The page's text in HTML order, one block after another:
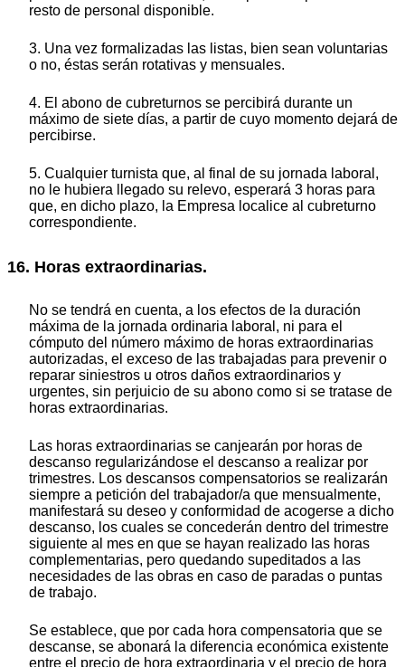
resto de personal disponible.
3. Una vez formalizadas las listas, bien sean voluntarias
o no, éstas serán rotativas y mensuales.
4. El abono de cubreturnos se percibirá durante un
máximo de siete días, a partir de cuyo momento dejará de
percibirse.
5. Cualquier turnista que, al final de su jornada laboral,
no le hubiera llegado su relevo, esperará 3 horas para
que, en dicho plazo, la Empresa localice al cubreturno
correspondiente.
16. Horas extraordinarias.
No se tendrá en cuenta, a los efectos de la duración
máxima de la jornada ordinaria laboral, ni para el
cómputo del número máximo de horas extraordinarias
autorizadas, el exceso de las trabajadas para prevenir o
reparar siniestros u otros daños extraordinarios y
urgentes, sin perjuicio de su abono como si se tratase de
horas extraordinarias.
Las horas extraordinarias se canjearán por horas de
descanso regularizándose el descanso a realizar por
trimestres. Los descansos compensatorios se realizarán
siempre a petición del trabajador/a que mensualmente,
manifestará su deseo y conformidad de acogerse a dicho
descanso, los cuales se concederán dentro del trimestre
siguiente al mes en que se hayan realizado las horas
complementarias, pero quedando supeditados a las
necesidades de las obras en caso de paradas o puntas
de trabajo.
Se establece, que por cada hora compensatoria que se
descanse, se abonará la diferencia económica existente
entre el precio de hora extraordinaria y el precio de hora